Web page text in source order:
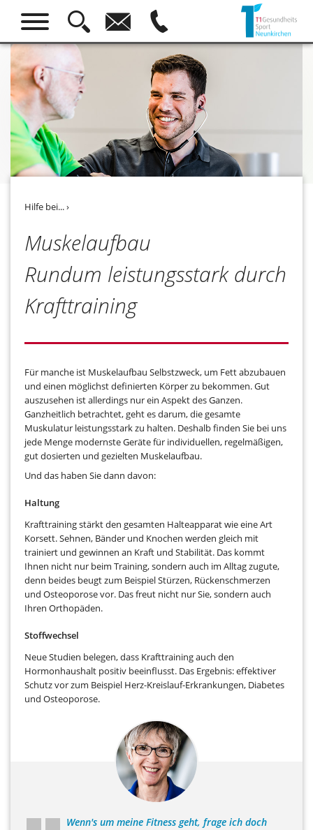
  
Hilfe bei...›
Muskelaufbau
Rundum leistungsstark durch
Krafttraining
Für manche ist Muskelaufbau Selbstzweck, um Fett abzubauen
und einen möglichst definierten Körper zu bekommen. Gut
auszusehen ist allerdings nur ein Aspekt des Ganzen.
Ganzheitlich betrachtet, geht es darum, die gesamte
Muskulatur leistungsstark zu halten. Deshalb finden Sie bei uns
jede Menge modernste Geräte für individuellen, regelmäßigen,
gut dosierten und gezielten Muskelaufbau.
Und das haben Sie dann davon:
Haltung
Krafttraining stärkt den gesamten Halteapparat wie eine Art
Korsett. Sehnen, Bänder und Knochen werden gleich mit
trainiert und gewinnen an Kraft und Stabilität. Das kommt
Ihnen nicht nur beim Training, sondern auch im Alltag zugute,
denn beides beugt zum Beispiel Stürzen, Rückenschmerzen
und Osteoporose vor. Das freut nicht nur Sie, sondern auch
Ihren Orthopäden.
Stoffwechsel
Neue Studien belegen, dass Krafttraining auch den
Hormonhaushalt positiv beeinflusst. Das Ergebnis: effektiver
Schutz vor zum Beispiel Herz-Kreislauf-Erkrankungen, Diabetes
und Osteoporose.
Wenn's um meine Fitness geht, frage ich doch